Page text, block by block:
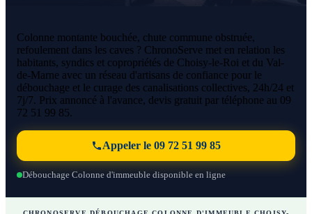
Colonne montante bouchée, chute commune obstruée,
refoulement dans les caves ? ChronoServe met en relation les
habitants, syndics et copropriétés de Choisy-le-Roi et du Val-
de-Marne avec un réseau d'artisans de confiance pour le
débouchage et le curage des canalisations collectives, 24h/24 et
7j/7. Prix annoncé à l'avance, devis gratuit par téléphone au 09
72 51 99 85.
Appeler le 09 72 51 99 85
Débouchage Colonne d'immeuble disponible en ligne